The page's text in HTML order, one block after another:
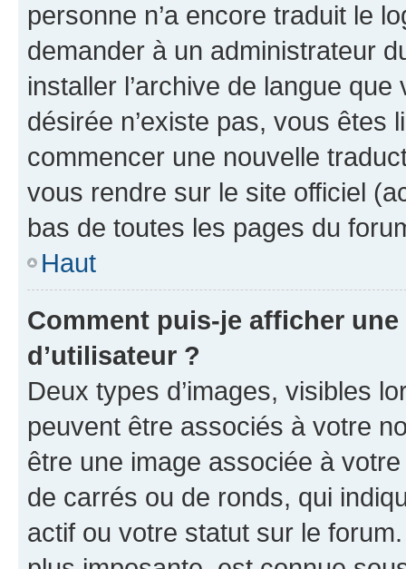
personne n’a encore traduit le
demander à un administrateur
installer l’archive de langue
désirée n’existe pas, vous êtes
commencer une nouvelle
vous rendre sur le site officiel
bas de toutes les pages du
Haut
Comment puis-je afficher
d’utilisateur ?
Deux types d’images, visibles
peuvent être associés à votre
être une image associée à
de carrés ou de ronds, qui
actif ou votre statut sur le